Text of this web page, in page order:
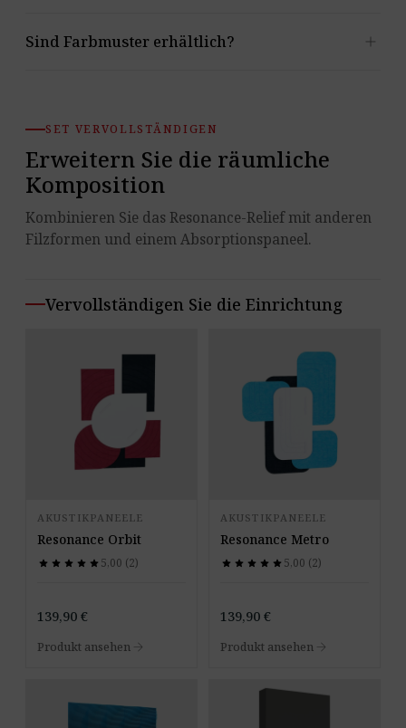
Ja. Die Serie umfasst die Muster Bloom, Metro und
Sind Farbmuster erhältlich? add
SET VERVOLLSTÄNDIGEN
Erweitern Sie die räumliche
Komposition
Kombinieren Sie das Resonance-Relief mit anderen
Filzformen und einem Absorptionspaneel.
Vervollständigen Sie die Einrichtung
AKUSTIKPANEELE
Resonance Orbit
star star star star star
star star star star star 5,00 (2)
139,90 €
Produkt ansehen arrow_forward
AKUSTIKPANEELE
Resonance Metro
star star star star star
star star star star star 5,00 (2)
139,90 €
Produkt ansehen arrow_forward